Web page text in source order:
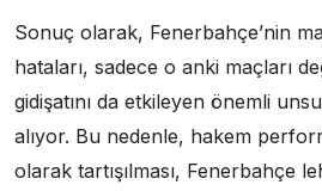
Sonuç olarak, Fenerbahçe’nin
hataları, sadece o anki maçları
gidişatını da etkileyen önemli
alıyor. Bu nedenle, hakem
olarak tartışılması, Fenerbahçe